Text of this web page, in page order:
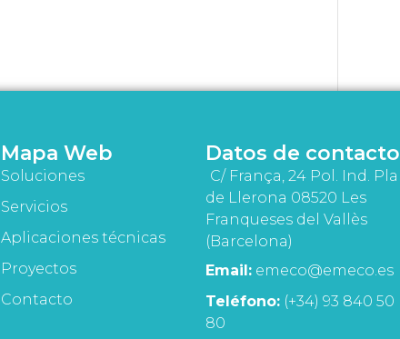
Mapa Web
Soluciones
Servicios
Aplicaciones técnicas
Proyectos
Contacto
Datos de contacto
C/ França, 24 Pol. Ind. Pla
de Llerona 08520 Les
Franqueses del Vallès
(Barcelona)
Email: emeco@emeco.es
Teléfono: (+34) 93 840 50
80